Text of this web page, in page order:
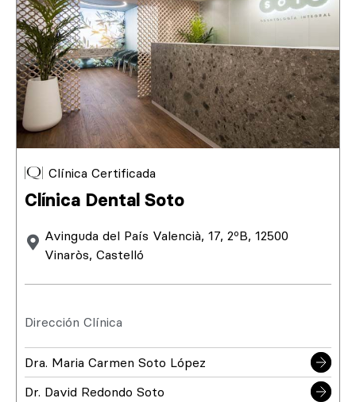
Clínica Certificada
Clínica Dental Soto
Avinguda del País Valencià, 17, 2ºB, 12500
Vinaròs, Castelló
Dirección Clínica
Dra. Maria Carmen Soto López
Dr. David Redondo Soto